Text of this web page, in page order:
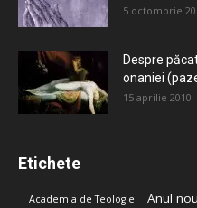
5 octombrie
Despre
onaniei
15 aprilie 2010
Etichete
Academia de Teologie Anul nou